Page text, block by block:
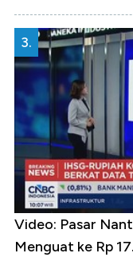
3.
Video: Pasar
Menguat ke Rp